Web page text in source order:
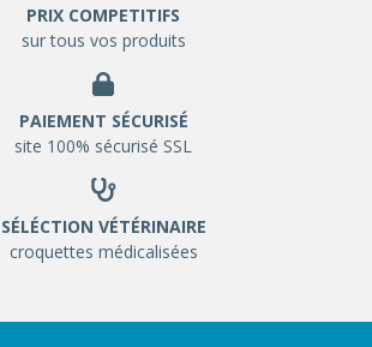
PRIX COMPETITIFS
sur tous vos produits
PAIEMENT SÉCURISÉ
site 100% sécurisé SSL
SÉLÉCTION VÉTÉRINAIRE
croquettes médicalisées